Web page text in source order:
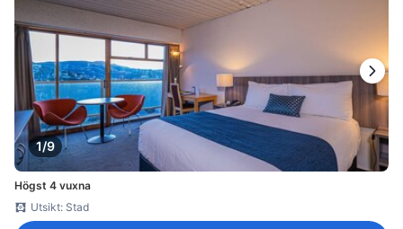
1/9
Högst 4 vuxna
Utsikt: Stad